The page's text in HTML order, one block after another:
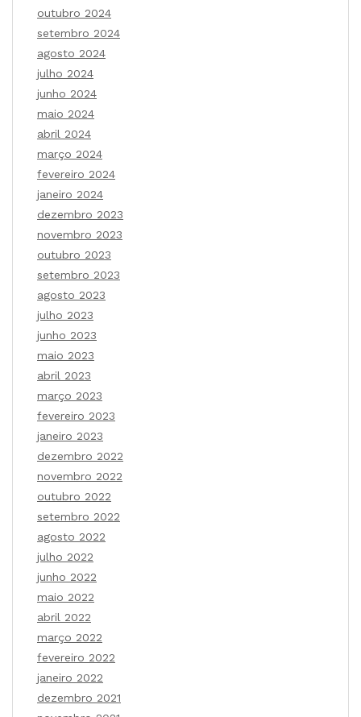
outubro 2024
setembro 2024
agosto 2024
julho 2024
junho 2024
maio 2024
abril 2024
março 2024
fevereiro 2024
janeiro 2024
dezembro 2023
novembro 2023
outubro 2023
setembro 2023
agosto 2023
julho 2023
junho 2023
maio 2023
abril 2023
março 2023
fevereiro 2023
janeiro 2023
dezembro 2022
novembro 2022
outubro 2022
setembro 2022
agosto 2022
julho 2022
junho 2022
maio 2022
abril 2022
março 2022
fevereiro 2022
janeiro 2022
dezembro 2021